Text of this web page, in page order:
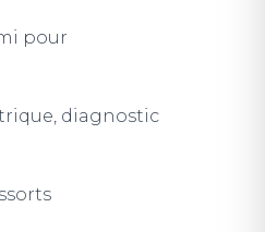
pour
diagnostic